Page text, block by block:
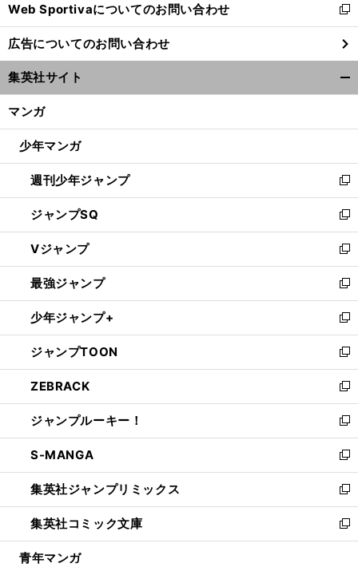
く
Web Sportivaについてのお問い合わせ
新
し
い
ウ
ィ
ン
ウ
開
く
広告についてのお問い合わせ
集英社サイト
マンガ
少年マンガ
週刊少年ジャンプ
新
し
い
ウ
ィ
ン
ド
ウ
で
開
く
ジャンプSQ
新
し
い
ウ
ィ
ン
ド
ウ
で
開
く
Vジャンプ
新
し
い
ウ
ィ
ン
ド
ウ
で
開
く
最強ジャンプ
新
し
い
ウ
ィ
ン
ド
ウ
で
開
く
少年ジャンプ+
新
し
い
ウ
ィ
ン
ド
ウ
で
開
く
ジャンプTOON
新
し
い
ウ
ィ
ン
ド
ウ
で
開
く
ZEBRACK
新
し
い
ウ
ィ
ン
ド
ウ
で
開
ジャンプルーキー！
新
し
い
ウ
ィ
ン
ド
ウ
S-MANGA
新
し
い
ウ
ィ
ン
集英社ジャンプリミックス
新
し
い
ウ
集英社コミック文庫
新
し
青年マンガ